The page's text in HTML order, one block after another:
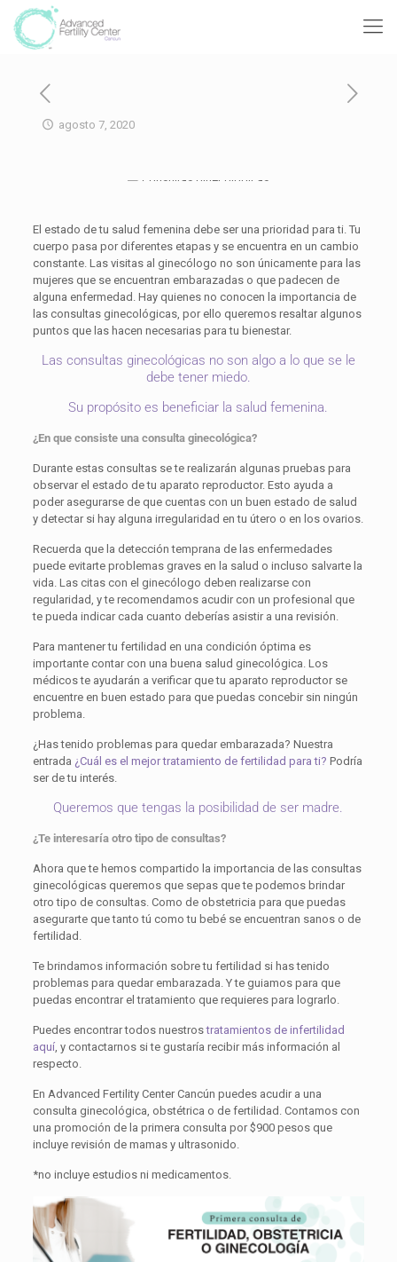
agosto 7, 2020
El estado de tu salud femenina debe ser una prioridad para ti. Tu
cuerpo pasa por diferentes etapas y se encuentra en un cambio
constante. Las visitas al ginecólogo no son únicamente para las
mujeres que se encuentran embarazadas o que padecen de
alguna enfermedad. Hay quienes no conocen la importancia de
las consultas ginecológicas, por ello queremos resaltar algunos
puntos que las hacen necesarias para tu bienestar.
Las consultas ginecológicas no son algo a lo que se le
debe tener miedo.
Su propósito es beneficiar la salud femenina.
¿En que consiste una consulta ginecológica?
Durante estas consultas se te realizarán algunas pruebas para
observar el estado de tu aparato reproductor. Esto ayuda a
poder asegurarse de que cuentas con un buen estado de salud
y detectar si hay alguna irregularidad en tu útero o en los ovarios.
Recuerda que la detección temprana de las enfermedades
puede evitarte problemas graves en la salud o incluso salvarte la
vida. Las citas con el ginecólogo deben realizarse con
regularidad, y te recomendamos acudir con un profesional que
te pueda indicar cada cuanto deberías asistir a una revisión.
Para mantener tu fertilidad en una condición óptima es
importante contar con una buena salud ginecológica. Los
médicos te ayudarán a verificar que tu aparato reproductor se
encuentre en buen estado para que puedas concebir sin ningún
problema.
¿Has tenido problemas para quedar embarazada? Nuestra
entrada ¿Cuál es el mejor tratamiento de fertilidad para ti? Podría
ser de tu interés.
Queremos que tengas la posibilidad de ser madre.
¿Te interesaría otro tipo de consultas?
Ahora que te hemos compartido la importancia de las consultas
ginecológicas queremos que sepas que te podemos brindar
otro tipo de consultas. Como de obstetricia para que puedas
asegurarte que tanto tú como tu bebé se encuentran sanos o de
fertilidad.
Te brindamos información sobre tu fertilidad si has tenido
problemas para quedar embarazada. Y te guiamos para que
puedas encontrar el tratamiento que requieres para lograrlo.
Puedes encontrar todos nuestrostratamientos de infertilidad
aquí, y contactarnos si te gustaría recibir más información al
respecto.
En Advanced Fertility Center Cancún puedes acudir a una
consulta ginecológica, obstétrica o de fertilidad. Contamos con
una promoción de la primera consulta por $900 pesos que
incluye revisión de mamas y ultrasonido.
*no incluye estudios ni medicamentos.